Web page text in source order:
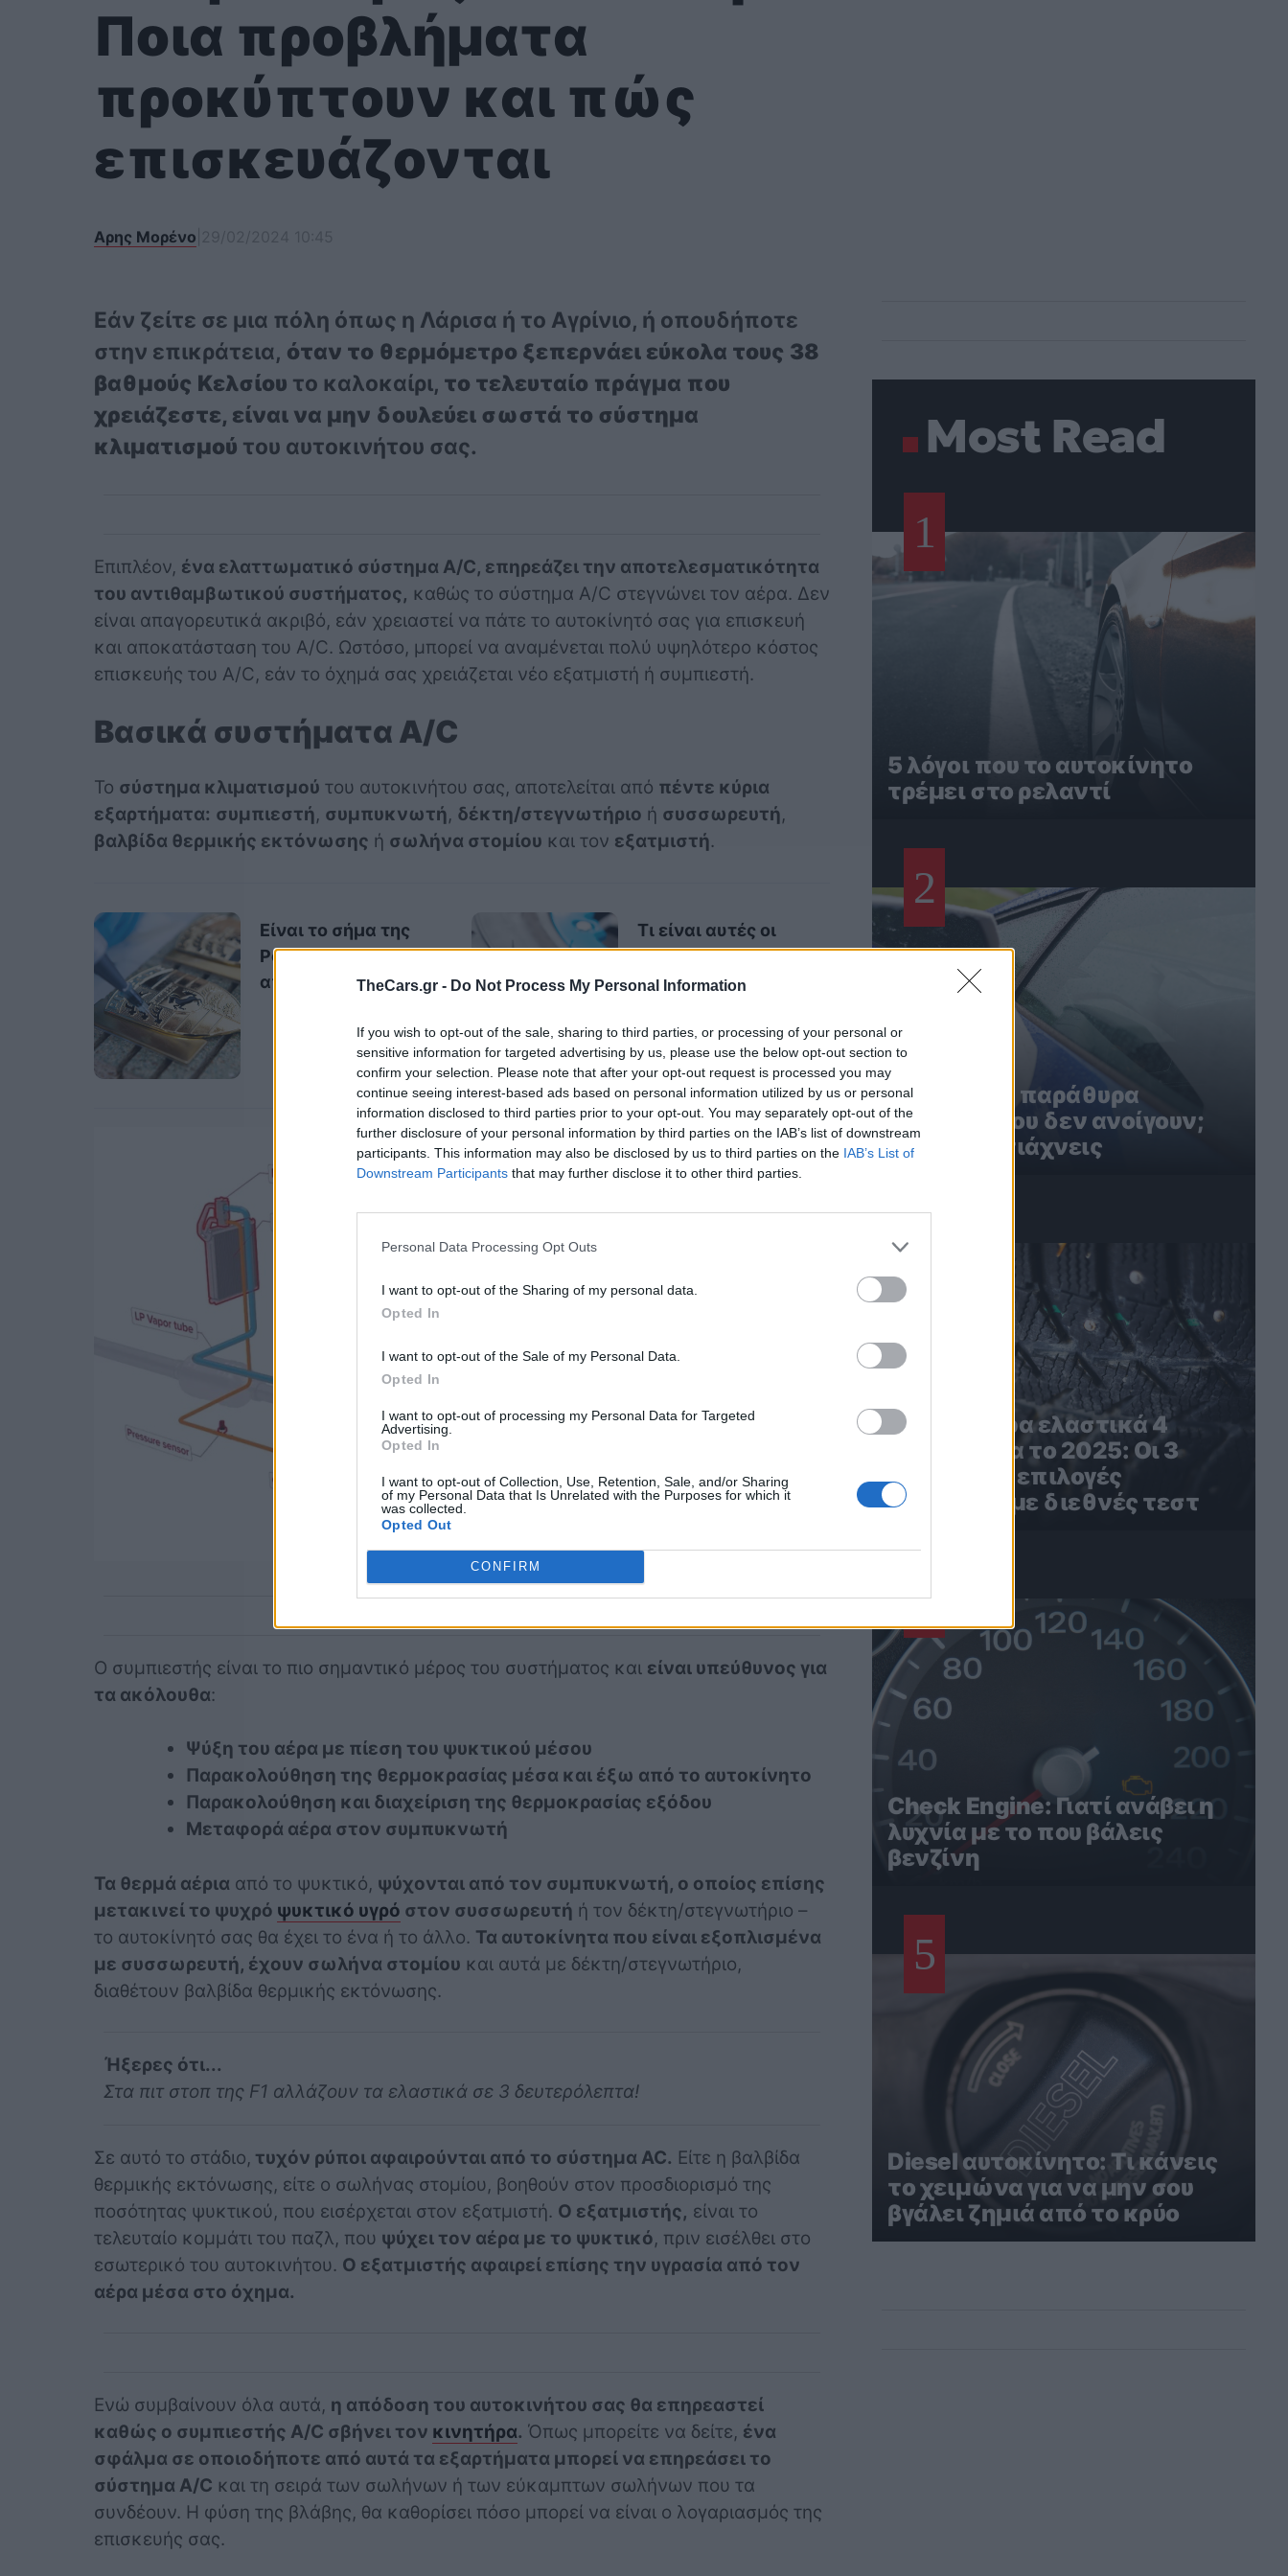
TheCars.gr - Do Not Process My Personal Information
If you wish to opt-out of the sale, sharing to third parties, or processing of your personal or
sensitive information for targeted advertising by us, please use the below opt-out section to
confirm your selection. Please note that after your opt-out request is processed you may
continue seeing interest-based ads based on personal information utilized by us or personal
information disclosed to third parties prior to your opt-out. You may separately opt-out of the
further disclosure of your personal information by third parties on the IAB’s list of downstream
participants. This information may also be disclosed by us to third parties on the IAB’s List of
Downstream Participants that may further disclose it to other third parties.
Personal Data Processing Opt Outs
I want to opt-out of the Sharing of my personal data.
Opted In
I want to opt-out of the Sale of my Personal Data.
Opted In
I want to opt-out of processing my Personal Data for Targeted
Advertising.
Opted In
I want to opt-out of Collection, Use, Retention, Sale, and/or Sharing
of my Personal Data that Is Unrelated with the Purposes for which it
was collected.
Opted Out
CONFIRM
Ποια προβλήματα
προκύπτουν και πώς
επισκευάζονται
Αρης Μορένο
Εάν ζείτε σε μια πόλη όπως η Λάρισα ή το Αγρίνιο, ή οπουδήποτε
στην επικράτεια, όταν το θερμόμετρο ξεπερνάει εύκολα τους 38
βαθμούς Κελσίου το καλοκαίρι, το τελευταίο πράγμα που
χρειάζεστε, είναι να μην δουλεύει σωστά το σύστημα
κλιματισμού του αυτοκινήτου σας.
Επιπλέον, ένα ελαττωματικό σύστημα A/C, επηρεάζει την αποτελεσματικότητα
του αντιθαμβωτικού συστήματος, καθώς το σύστημα A/C στεγνώνει τον αέρα. Δεν
είναι απαγορευτικά ακριβό, εάν χρειαστεί να πάτε το αυτοκίνητό σας για επισκευή
και αποκατάσταση του A/C. Ωστόσο, μπορεί να αναμένεται πολύ υψηλότερο κόστος
επισκευής του A/C, εάν το όχημά σας χρειάζεται νέο εξατμιστή ή συμπιεστή.
Βασικά συστήματα A/C
Το σύστημα κλιματισμού του αυτοκινήτου σας, αποτελείται από πέντε κύρια
εξαρτήματα: συμπιεστή, συμπυκνωτή, δέκτη/στεγνωτήριο ή συσσωρευτή,
βαλβίδα θερμικής εκτόνωσης ή σωλήνα στομίου και τον εξατμιστή.
Είναι το σήμα της
Porsche φτιαγμένο
από χρυσό;
Τι είναι αυτές οι
μικρές «τρίχες» από
καουτσούκ στα
αυτοκινήτων;
Ο συμπιεστής είναι το πιο σημαντικό μέρος του συστήματος και είναι υπεύθυνος για
τα ακόλουθα:
Ψύξη του αέρα με πίεση του ψυκτικού μέσου
Παρακολούθηση της θερμοκρασίας μέσα και έξω από το αυτοκίνητο
Παρακολούθηση και διαχείριση της θερμοκρασίας εξόδου
Μεταφορά αέρα στον συμπυκνωτή
Τα θερμά αέρια από το ψυκτικό, ψύχονται από τον συμπυκνωτή, ο οποίος επίσης
μετακινεί το ψυχρό ψυκτικό υγρό στον συσσωρευτή ή τον δέκτη/στεγνωτήριο –
το αυτοκίνητό σας θα έχει το ένα ή το άλλο. Τα αυτοκίνητα που είναι εξοπλισμένα
με συσσωρευτή, έχουν σωλήνα στομίου και αυτά με δέκτη/στεγνωτήριο,
διαθέτουν βαλβίδα θερμικής εκτόνωσης.
Ήξερες ότι...
Στα πιτ στοπ της F1 αλλάζουν τα ελαστικά σε 3 δευτερόλεπτα!
Σε αυτό το στάδιο, τυχόν ρύποι αφαιρούνται από το σύστημα AC. Είτε η βαλβίδα
θερμικής εκτόνωσης, είτε ο σωλήνας στομίου, βοηθούν στον προσδιορισμό της
ποσότητας ψυκτικού, που εισέρχεται στον εξατμιστή. Ο εξατμιστής, είναι το
τελευταίο κομμάτι του παζλ, που ψύχει τον αέρα με το ψυκτικό, πριν εισέλθει στο
εσωτερικό του αυτοκινήτου. Ο εξατμιστής αφαιρεί επίσης την υγρασία από τον
αέρα μέσα στο όχημα.
Ενώ συμβαίνουν όλα αυτά, η απόδοση του αυτοκινήτου σας θα επηρεαστεί
καθώς ο συμπιεστής A/C σβήνει τον κινητήρα. Όπως μπορείτε να δείτε, ένα
σφάλμα σε οποιοδήποτε από αυτά τα εξαρτήματα μπορεί να επηρεάσει το
σύστημα A/C και τη σειρά των σωλήνων ή των εύκαμπτων σωλήνων που τα
συνδέουν. Η φύση της βλάβης, θα καθορίσει πόσο μπορεί να είναι ο λογαριασμός της
επισκευής σας.
Most Read
1
5 λόγοι που το αυτοκίνητο
τρέμει στο ρελαντί
2
Ηλεκτρικά παράθυρα
αυτοκινήτου δεν ανοίγουν;
Έτσι τα φτιάχνεις
Τα καλύτερα ελαστικά 4
εποχών για το 2025: Οι 3
καλύτερες επιλογές
σύμφωνα με διεθνές τεστ
4
Check Engine: Γιατί ανάβει η
λυχνία με το που βάλεις
βενζίνη
5
Diesel αυτοκίνητο: Τι κάνεις
το χειμώνα για να μην σου
βγάλει ζημιά από το κρύο